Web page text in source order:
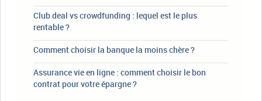
Club deal vs crowdfunding : lequel est le plus
rentable ?
Comment choisir la banque la moins chère ?
Assurance vie en ligne : comment choisir le bon
contrat pour votre épargne ?